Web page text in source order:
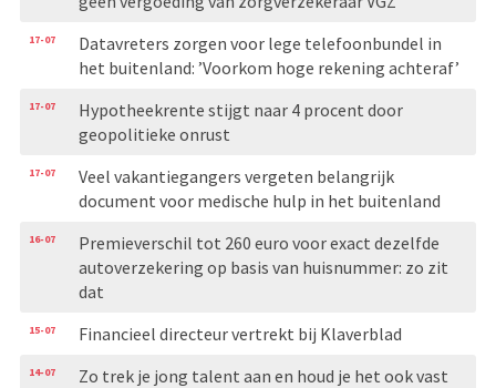
17-07
Datavreters zorgen voor lege telefoonbundel in
het buitenland: ’Voorkom hoge rekening achteraf’
17-07
Hypotheekrente stijgt naar 4 procent door
geopolitieke onrust
17-07
Veel vakantiegangers vergeten belangrijk
document voor medische hulp in het buitenland
16-07
Premieverschil tot 260 euro voor exact dezelfde
autoverzekering op basis van huisnummer: zo zit
dat
15-07 Financieel directeur vertrekt bij Klaverblad
14-07 Zo trek je jong talent aan en houd je het ook vast